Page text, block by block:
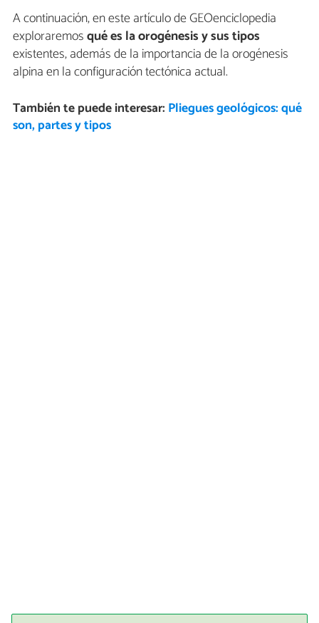
A continuación, en este artículo de GEOenciclopedia
exploraremosqué es la orogénesis y sus tipos
existentes, además de la importancia de la orogénesis
alpina en la configuración tectónica actual.
También te puede interesar: Pliegues geológicos: qué
son, partes y tipos